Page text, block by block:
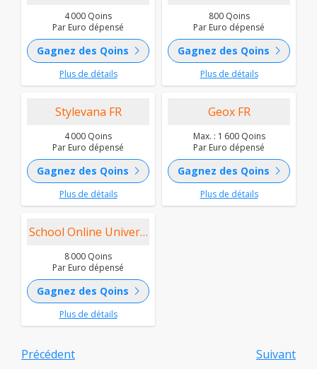
4 000 Qoins
Par Euro dépensé
Gagnez des Qoins chevron_right
Plus de détails
800 Qoins
Par Euro dépensé
Gagnez des Qoins chevron_right
Plus de détails
Stylevana FR
4 000 Qoins
Par Euro dépensé
Gagnez des Qoins chevron_right
Plus de détails
Geox FR
Max. : 1 600 Qoins
Par Euro dépensé
Gagnez des Qoins chevron_right
Plus de détails
School Online University FR
8 000 Qoins
Par Euro dépensé
Gagnez des Qoins chevron_right
Plus de détails
Précédent Suivant